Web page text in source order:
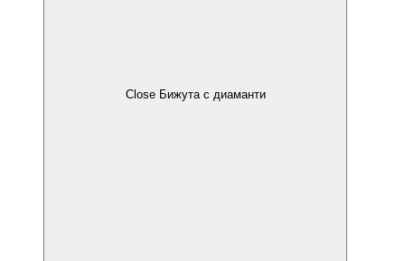
Close Бижута с диаманти